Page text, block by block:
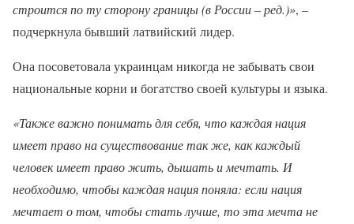
строится по ту сторону границы (в России – ред.)», –
подчеркнула бывший латвийский лидер.
Она посоветовала украинцам никогда не забывать свои
национальные корни и богатство своей культуры и языка.
«Также важно понимать для себя, что каждая нация
имеет право на существование так же, как каждый
человек имеет право жить, дышать и мечтать. И
необходимо, чтобы каждая нация поняла: если нация
мечтает о том, чтобы стать лучше, то эта мечта не